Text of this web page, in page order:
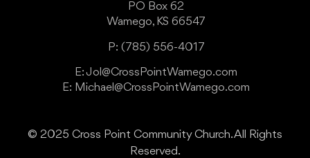
PO Box 62
Wamego, KS 66547
P: (785) 556-4017
E: Jol@CrossPointWamego.com
E: Michael@CrossPointWamego.com
© 2025 Cross Point Community Church. All Rights
Reserved.